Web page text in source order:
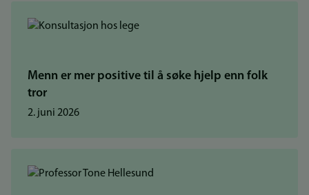
Menn er mer positive til å søke hjelp enn folk
tror
2. juni 2026